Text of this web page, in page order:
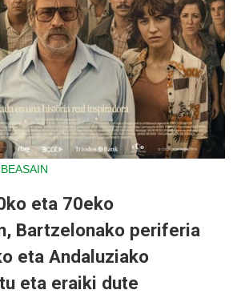
BEASAIN
eta 70eko
Bartzelonako periferia
eta Andaluziako
eta eraiki dute